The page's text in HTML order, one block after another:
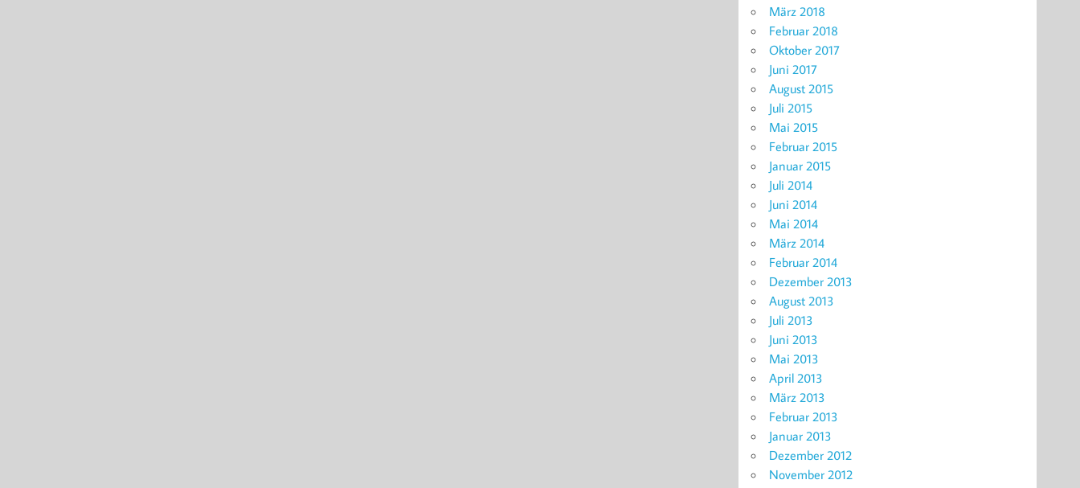
März 2018
Februar 2018
Oktober 2017
Juni 2017
August 2015
Juli 2015
Mai 2015
Februar 2015
Januar 2015
Juli 2014
Juni 2014
Mai 2014
März 2014
Februar 2014
Dezember 2013
August 2013
Juli 2013
Juni 2013
Mai 2013
April 2013
März 2013
Februar 2013
Januar 2013
Dezember 2012
November 2012